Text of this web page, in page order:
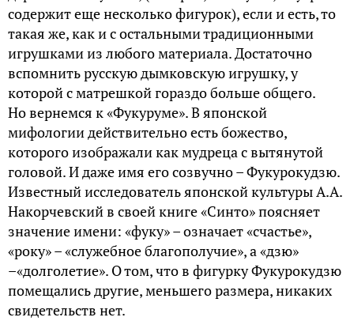
содержит еще несколько фигурок), если и есть, то
такая же, как и с остальными традиционными
игрушками из любого материала. Достаточно
вспомнить русскую дымковскую игрушку, у
которой с матрешкой гораздо больше общего.
Но вернемся к «Фукуруме». В японской
мифологии действительно есть божество,
которого изображали как мудреца с вытянутой
головой. И даже имя его созвучно – Фукурокудзю.
Известный исследователь японской культуры А.А.
Накорчевский в своей книге «Синто» поясняет
значение имени: «фуку» – означает «счастье»,
«року» – «служебное благополучие», а «дзю»
–«долголетие». О том, что в фигурку Фукурокудзю
помещались другие, меньшего размера, никаких
свидетельств нет.